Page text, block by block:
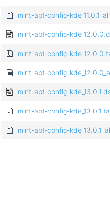
mint-apt-config-
mint-apt-config-
mint-apt-config-
mint-apt-config-
mint-apt-config-
mint-apt-config-
mint-apt-config-